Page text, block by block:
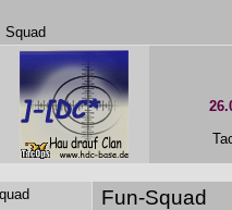
Squad
Fun-Squad